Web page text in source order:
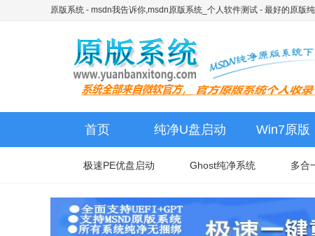
原版系统 - msdn我告诉你,msdn原版系统_个人软件测试 - 最好的原版
首页 纯净U盘启动 Win7原版
极速PE优盘启动 Ghost纯净系统 多合